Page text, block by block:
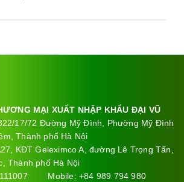
MẠI XUẤT NHẬP KHẨU ĐẠI VŨ
17/72 Đường Mỹ Đình, Phường Mỹ Đình
Thành phố Hà Nội
KĐT Geleximco A, đường Lê Trọng Tấn,
Thành phố Hà Nội
Mobile: +84 989 794 980